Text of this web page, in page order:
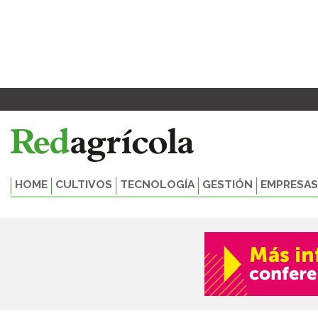
HOME CULTIVOS TECNOLOGÍA GESTIÓN EMPRESAS